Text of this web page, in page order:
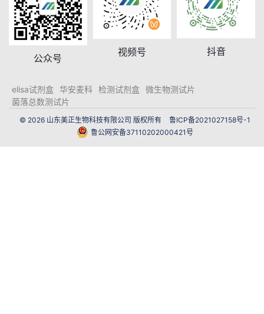
公众号
视频号 抖音
elisa试剂盒 华安麦科 检测试剂盒
微生物测试片
菌落总数测试片
© 2026 山东美正生物科技有限公司 版权所有
鲁ICP备2021027158号-1
鲁公网安备37110202000421号